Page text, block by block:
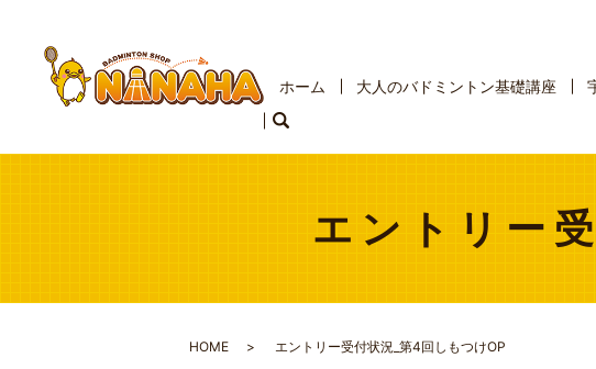
ホーム 大人のバドミントン基礎講座
エントリー
HOME エントリー受付状況_第4回しもつけOP